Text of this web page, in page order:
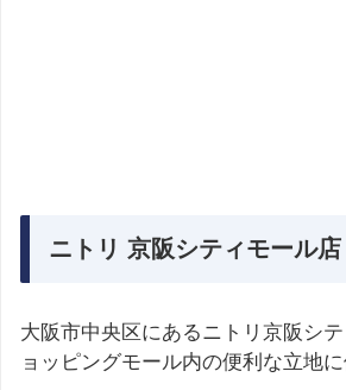
ニトリ 京阪シティモール
大阪市中央区にあるニトリ京阪シ
ョッピングモール内の便利な立地に